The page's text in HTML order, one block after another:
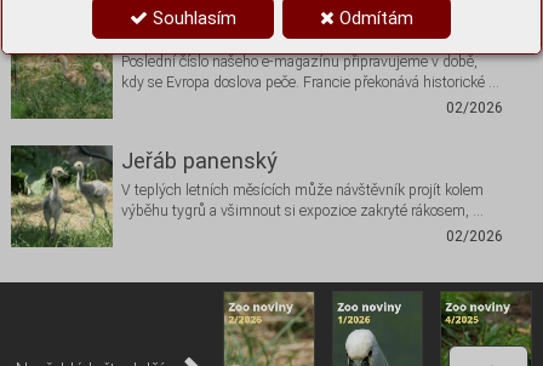
Souhlasím Odmítám
Editorial
Poslední číslo našeho e-magazínu připravujeme v době,
kdy se Evropa doslova peče. Francie překonává historické …
02/2026
Jeřáb panenský
V teplých letních měsících může návštěvník projít kolem
výběhu tygrů a všimnout si expozice zakryté rákosem, …
02/2026